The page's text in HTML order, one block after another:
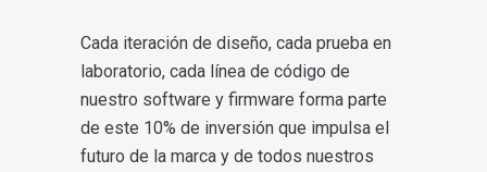
Cada iteración de diseño, cada prueba en
laboratorio, cada línea de código de
nuestro software y firmware forma parte
de este 10% de inversión que impulsa el
futuro de la marca y de todos nuestros